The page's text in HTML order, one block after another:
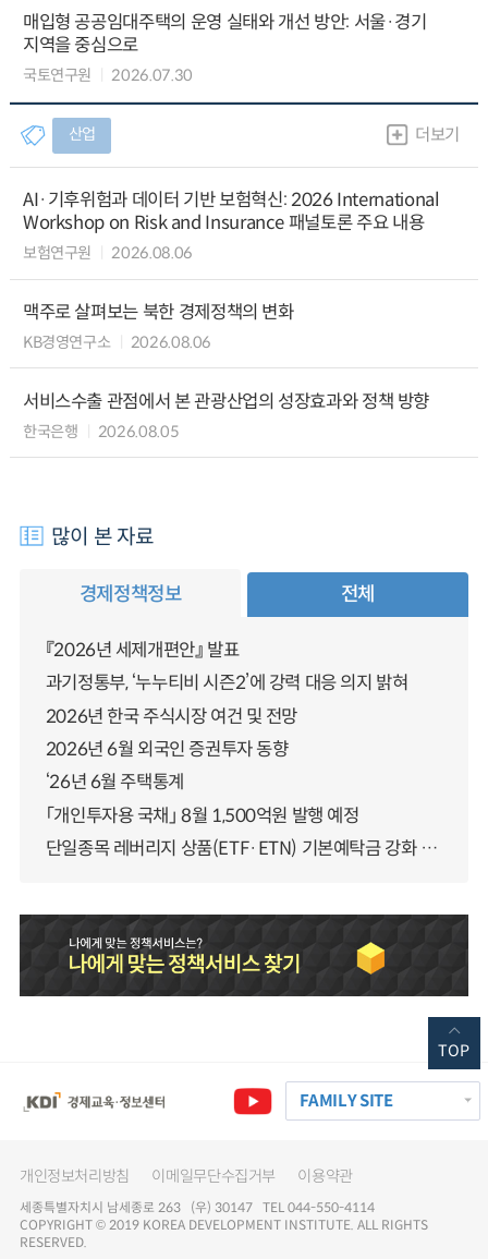
매입형 공공임대주택의 운영 실태와 개선 방안: 서울·경기
지역을 중심으로
국토연구원 2026.07.30
산업 더보기
AI·기후위험과 데이터 기반 보험혁신: 2026 International
Workshop on Risk and Insurance 패널토론 주요 내용
보험연구원 2026.08.06
맥주로 살펴보는 북한 경제정책의 변화
KB경영연구소 2026.08.06
서비스수출 관점에서 본 관광산업의 성장효과와 정책 방향
한국은행 2026.08.05
많이 본 자료
경제정책정보 전체
『2026년 세제개편안』 발표
과기정통부, ‘누누티비 시즌2’에 강력 대응 의지 밝혀
2026년 한국 주식시장 여건 및 전망
2026년 6월 외국인 증권투자 동향
‘26년 6월 주택통계
「개인투자용 국채」 8월 1,500억원 발행 예정
단일종목 레버리지 상품(ETF·ETN) 기본예탁금 강화 조기시행 방안 안내
FAMILY SITE
개인정보처리방침 이메일무단수집거부 이용약관
세종특별자치시 남세종로 263 (우) 30147 TEL 044-550-4114
COPYRIGHT © 2019 KOREA DEVELOPMENT INSTITUTE. ALL RIGHTS
RESERVED.
TOP